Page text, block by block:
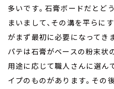
多いです。石膏ボードだとど
まいまして、その溝を平らに
がまず最初に必要になってき
パテは石膏がベースの粉末状
用途に応じて職人さんに選ん
イプのものがあります。その